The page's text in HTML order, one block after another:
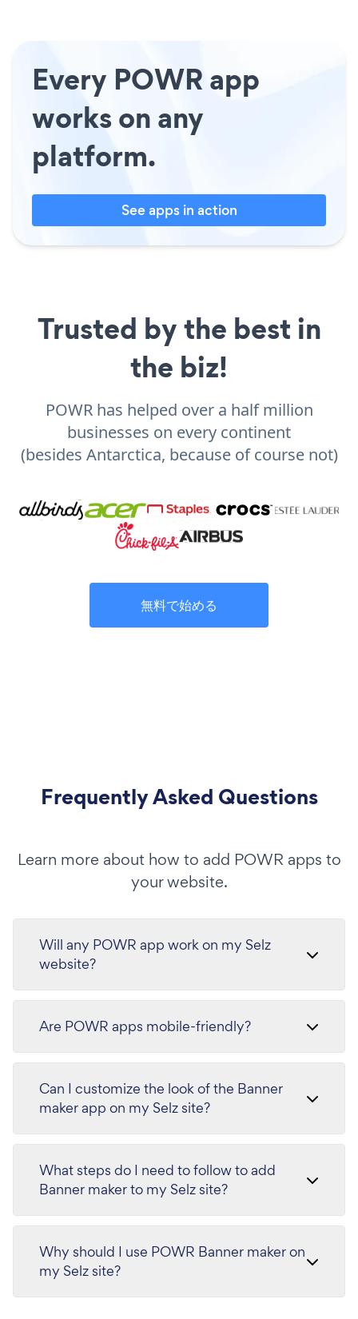
Every POWR app
works on any
platform.
See apps in action
Trusted by the best in
the biz!
POWR has helped over a half million
businesses on every continent
(besides Antarctica, because of course not)
無料で始める
Frequently Asked Questions
Learn more about how to add POWR apps to
your website.
Will any POWR app work on my Selz
website?
Are POWR apps mobile-friendly?
Can I customize the look of the Banner
maker app on my Selz site?
What steps do I need to follow to add
Banner maker to my Selz site?
Why should I use POWR Banner maker on
my Selz site?